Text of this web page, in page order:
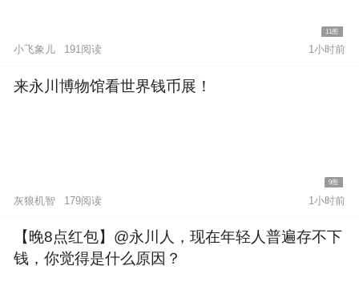
11图
小飞象儿 191阅读 1小时前
来永川博物馆看世界钱币展！
9图
灰狼机智 179阅读 1小时前
【晚8点红包】@永川人，现在年轻人普遍存不下
钱，你觉得是什么原因？